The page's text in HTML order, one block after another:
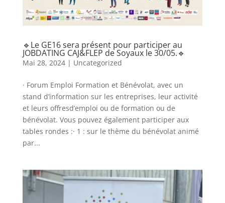
🔹Le GE16 sera présent pour participer au
JOBDATING CAJ&FLEP de Soyaux le 30/05.🔹
Mai 28, 2024| Uncategorized
· Forum Emploi Formation et Bénévolat, avec un
stand d’information sur les entreprises, leur activité
et leurs offresd’emploi ou de formation ou de
bénévolat. Vous pouvez également participer aux
tables rondes :· 1 : sur le thème du bénévolat animé
par...